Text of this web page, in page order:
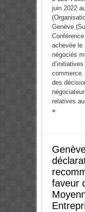
juin 2022
Genève
achevée le
négociés
des
relatives
»
faveur